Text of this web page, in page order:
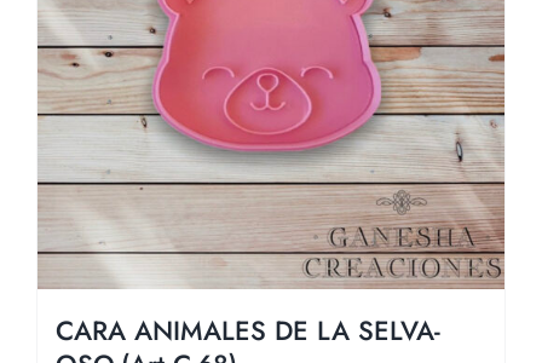
CARA ANIMALES DE LA SELVA-